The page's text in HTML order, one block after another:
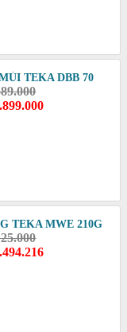
TEKA DBB 70
TEKA MWE 210G